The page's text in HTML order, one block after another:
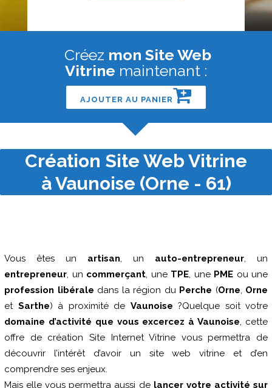
Créez mon Site Web
Vitrine maintenant :
AJOUTER AU PANIER
Création Site Web Vitrine
à Vaunoise (Orne - 61)
Vous êtes un artisan, un auto-entrepreneur, un
entrepreneur, un commerçant, une TPE, une PME ou une
profession libérale dans la région du Perche (Orne, Orne
et Sarthe) à proximité de Vaunoise ?Quelque soit votre
domaine d’activité que vous excercez à Vaunoise, cette
offre de création Site Internet Vitrine vous permettra de
découvrir l’intérêt d’avoir un site web vitrine et d’en
comprendre ses enjeux.
Mais elle vous permettra aussi de lancer votre activité sur